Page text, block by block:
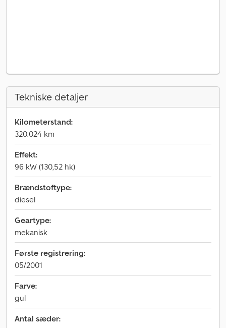
Tekniske detaljer
Kilometerstand:
320.024 km
Effekt:
96 kW (130,52 hk)
Brændstoftype:
diesel
Geartype:
mekanisk
Første registrering:
05/2001
Farve:
gul
Antal sæder: